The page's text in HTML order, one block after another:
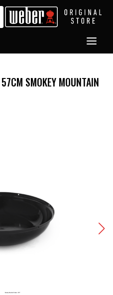
SMOKEY MOUNTAIN